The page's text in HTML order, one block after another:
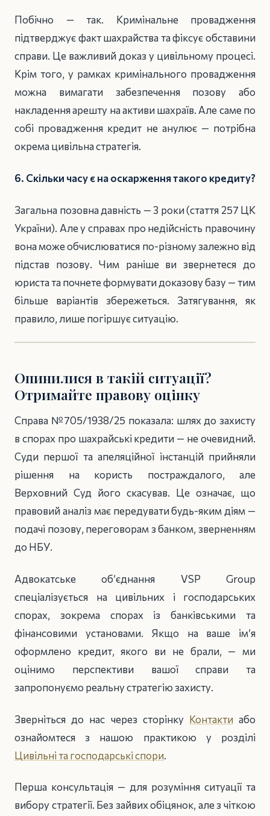
Побічно — так. Кримінальне провадження
підтверджує факт шахрайства та фіксує обставини
справи. Це важливий доказ у цивільному процесі.
Крім того, у рамках кримінального провадження
можна вимагати забезпечення позову або
накладення арешту на активи шахраїв. Але саме по
собі провадження кредит не анулює — потрібна
окрема цивільна стратегія.
6. Скільки часу є на оскарження такого кредиту?
Загальна позовна давність — 3 роки (стаття 257 ЦК
України). Але у справах про недійсність правочину
вона може обчислюватися по-різному залежно від
підстав позову. Чим раніше ви звернетеся до
юриста та почнете формувати доказову базу — тим
більше варіантів збережеться. Затягування, як
правило, лише погіршує ситуацію.
Опинилися в такій ситуації?
Отримайте правову оцінку
Справа №705/1938/25 показала: шлях до захисту
в спорах про шахрайські кредити — не очевидний.
Суди першої та апеляційної інстанцій прийняли
рішення на користь постраждалого, але
Верховний Суд його скасував. Це означає, що
правовий аналіз має передувати будь-яким діям —
подачі позову, переговорам з банком, зверненням
до НБУ.
Адвокатське об’єднання VSP Group
спеціалізується на цивільних і господарських
спорах, зокрема спорах із банківськими та
фінансовими установами. Якщо на ваше ім’я
оформлено кредит, якого ви не брали, — ми
оцінимо перспективи вашої справи та
запропонуємо реальну стратегію захисту.
Зверніться до нас через сторінку Контактиабо
ознайомтеся з нашою практикою у розділі
Цивільні та господарські спори.
Перша консультація — для розуміння ситуації та
вибору стратегії. Без зайвих обіцянок, але з чіткою